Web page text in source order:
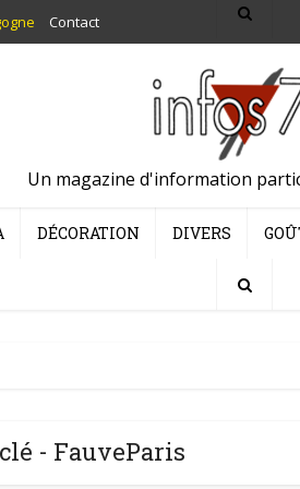
Contact
Un magazine d'information
DÉCORATION DIVERS
- FauveParis